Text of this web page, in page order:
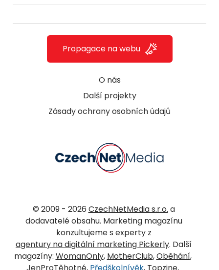
O nás
Další projekty
Zásady ochrany osobních údajů
Propagace na webu
© 2009 - 2026 CzechNetMedia s.r.o. a
dodavatelé obsahu. Marketing magazínu
konzultujeme s experty z
agentury na digitální marketing Pickerly. Další
magazíny: WomanOnly, MotherClub,Oběhání,